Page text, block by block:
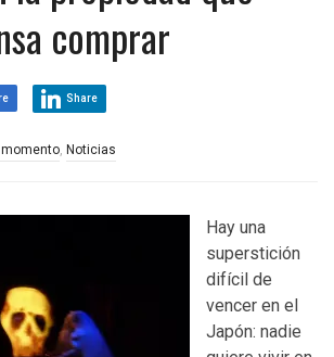
comprar
Share
, Noticias
Hay una
superstición
difícil de
vencer en el
Japón: nadie